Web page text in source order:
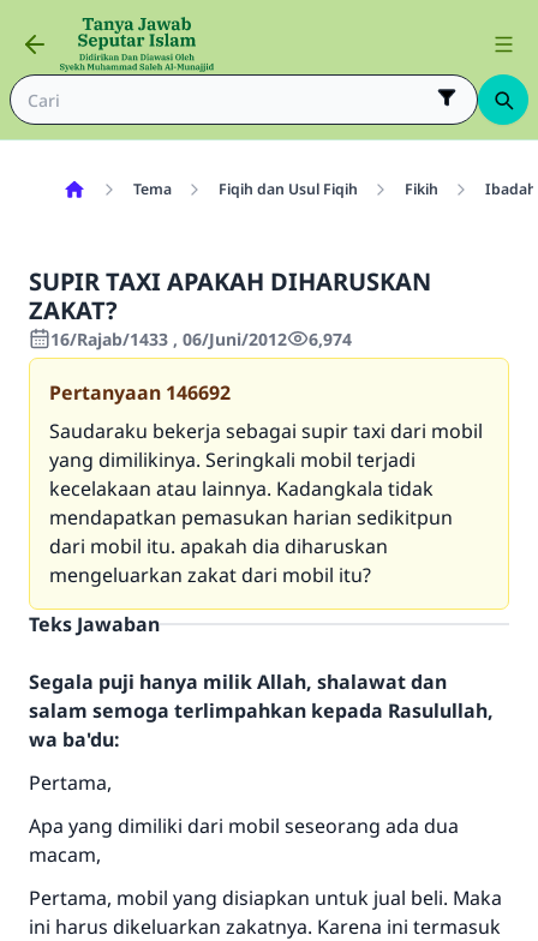
Tema Fiqih dan Usul Fiqih Fikih
SUPIR TAXI APAKAH DIHARUSKAN
ZAKAT?
16/Rajab/1433 , 06/Juni/2012 6,974
Pertanyaan 146692
Saudaraku bekerja sebagai supir taxi dari mobil
yang dimilikinya. Seringkali mobil terjadi
kecelakaan atau lainnya. Kadangkala tidak
mendapatkan pemasukan harian sedikitpun
dari mobil itu. apakah dia diharuskan
mengeluarkan zakat dari mobil itu?
Teks Jawaban
Segala puji hanya milik Allah, shalawat dan
salam semoga terlimpahkan kepada Rasulullah,
wa ba'du:
Pertama,
Apa yang dimiliki dari mobil seseorang ada dua
macam,
Pertama, mobil yang disiapkan untuk jual beli. Maka
ini harus dikeluarkan zakatnya. Karena ini termasuk